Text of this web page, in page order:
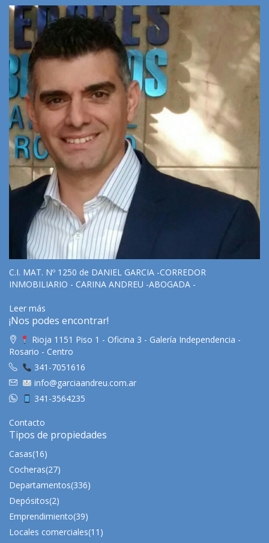
C.I. MAT. Nº 1250 de DANIEL GARCIA -CORREDOR
INMOBILIARIO - CARINA ANDREU -ABOGADA -
Leer más
¡Nos podes encontrar!
Rioja 1151 Piso 1 - Oficina 3 - Galería Independencia -
Rosario - Centro
341-7051616
info@garciaandreu.com.ar
341-3564235
Contacto
Tipos de propiedades
Casas(16)
Cocheras(27)
Departamentos(336)
Depósitos(2)
Emprendimiento(39)
Locales comerciales(11)